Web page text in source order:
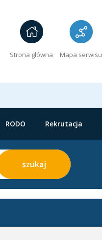
Strona główna Mapa serwisu
RODO Rekrutacja